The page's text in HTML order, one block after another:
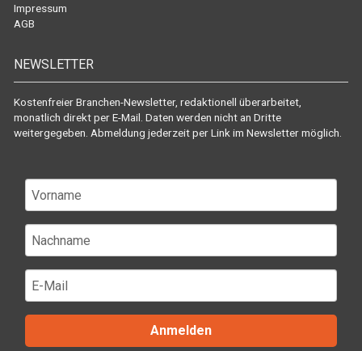
Impressum
AGB
NEWSLETTER
Kostenfreier Branchen-Newsletter, redaktionell überarbeitet,
monatlich direkt per E-Mail. Daten werden nicht an Dritte
weitergegeben. Abmeldung jederzeit per Link im Newsletter möglich.
Anmelden